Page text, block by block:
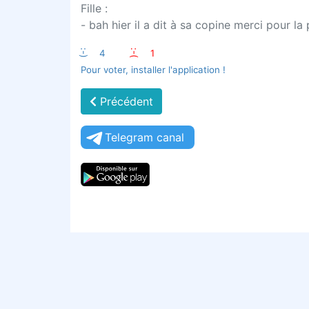
Fille :
- bah hier il a dit à sa copine merci pour la
:-) 4 :-(
1
Pour voter, installer l'application !
Précédent
Telegram canal